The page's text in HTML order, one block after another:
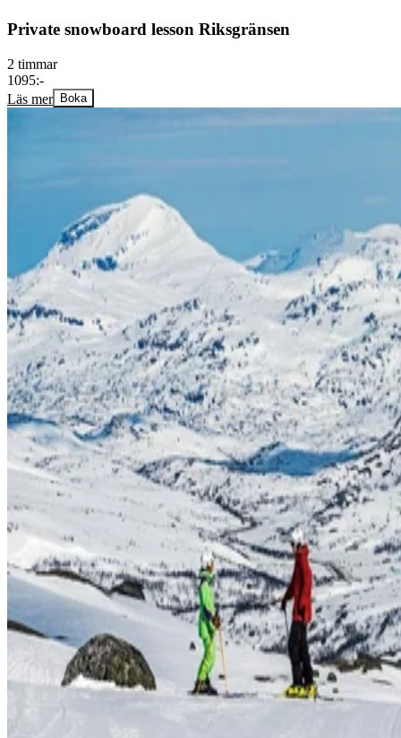
Private snowboard lesson Riksgränsen
2 timmar
1095:-
Läs mer Boka